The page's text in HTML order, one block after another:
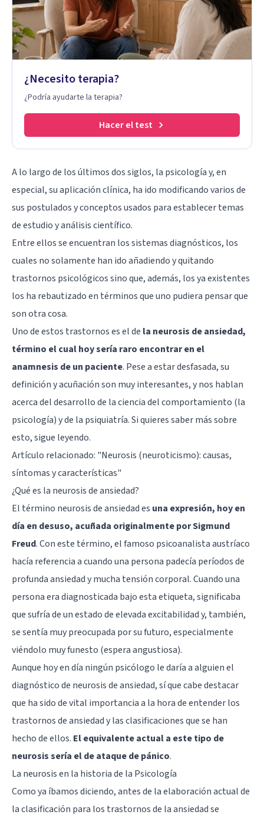
¿Necesito terapia?
¿Podría ayudarte la terapia?
Hacer el test
A lo largo de los últimos dos siglos, la psicología y, en
especial, su aplicación clínica, ha ido modificando varios de
sus postulados y conceptos usados para establecer temas
de estudio y análisis científico.
Entre ellos se encuentran los sistemas diagnósticos, los
cuales no solamente han ido añadiendo y quitando
trastornos psicológicos sino que, además, los ya existentes
los ha rebautizado en términos que uno pudiera pensar que
son otra cosa.
Uno de estos trastornos es el de la neurosis de ansiedad,
término el cual hoy sería raro encontrar en el
anamnesis de un paciente. Pese a estar desfasada, su
definición y acuñación son muy interesantes, y nos hablan
acerca del desarrollo de la ciencia del comportamiento (la
psicología) y de la psiquiatría. Si quieres saber más sobre
esto, sigue leyendo.
Artículo relacionado: "Neurosis (neuroticismo): causas,
síntomas y características"
¿Qué es la neurosis de ansiedad?
El término neurosis de ansiedad es una expresión, hoy en
día en desuso, acuñada originalmente por Sigmund
Freud. Con este término, el famoso psicoanalista austríaco
hacía referencia a cuando una persona padecía períodos de
profunda ansiedad y mucha tensión corporal. Cuando una
persona era diagnosticada bajo esta etiqueta, significaba
que sufría de un estado de elevada excitabilidad y, también,
se sentía muy preocupada por su futuro, especialmente
viéndolo muy funesto (espera angustiosa).
Aunque hoy en día ningún psicólogo le daría a alguien el
diagnóstico de neurosis de ansiedad, sí que cabe destacar
que ha sido de vital importancia a la hora de entender los
trastornos de ansiedad y las clasificaciones que se han
hecho de ellos. El equivalente actual a este tipo de
neurosis sería el de ataque de pánico.
La neurosis en la historia de la Psicología
Como ya íbamos diciendo, antes de la elaboración actual de
la clasificación para los trastornos de la ansiedad se